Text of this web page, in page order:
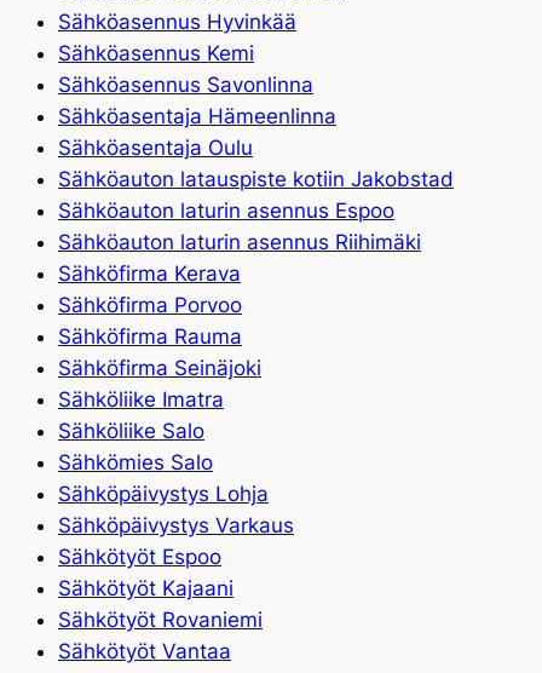
Sähköasennus Hyvinkää
Sähköasennus Kemi
Sähköasennus Savonlinna
Sähköasentaja Hämeenlinna
Sähköasentaja Oulu
Sähköauton latauspiste kotiin Jakobstad
Sähköauton laturin asennus Espoo
Sähköauton laturin asennus Riihimäki
Sähköfirma Kerava
Sähköfirma Porvoo
Sähköfirma Rauma
Sähköfirma Seinäjoki
Sähköliike Imatra
Sähköliike Salo
Sähkömies Salo
Sähköpäivystys Lohja
Sähköpäivystys Varkaus
Sähkötyöt Espoo
Sähkötyöt Kajaani
Sähkötyöt Rovaniemi
Sähkötyöt Vantaa